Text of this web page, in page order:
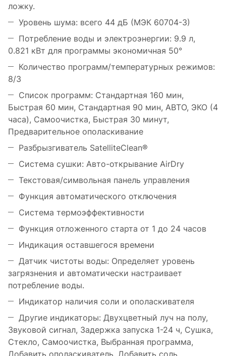
ложку.
Уровень шума: всего 44 дБ (МЭК 60704-3)
Потребление воды и электроэнергии: 9.9 л,
0.821 кВт для программы экономичная 50°
Количество программ/температурных режимов:
8/3
Список программ: Стандартная 160 мин,
Быстрая 60 мин, Стандартная 90 мин, АВТО, ЭКО (4
часа), Самоочистка, Быстрая 30 минут,
Предварительное ополаскивание
Разбрызгиватель SatelliteClean®
Система сушки: Авто-открывание AirDry
Текстовая/символьная панель управления
Функция автоматического отключения
Система термоэффективности
Функция отложенного старта от 1 до 24 часов
Индикация оставшегося времени
Датчик чистоты воды: Определяет уровень
загрязнения и автоматически настраивает
потребление воды.
Индикатор наличия соли и ополаскивателя
Другие индикаторы: Двухцветный луч на полу,
Звуковой сигнал, Задержка запуска 1-24 ч, Сушка,
Стекло, Самоочистка, Выбранная программа,